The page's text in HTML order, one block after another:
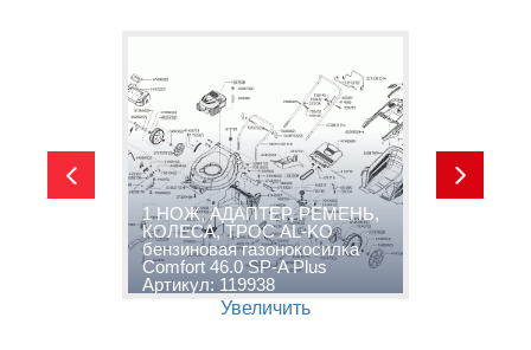
1 НОЖ, АДАПТЕР, РЕМЕНЬ,
КОЛЕСА, ТРОС AL-KO
бензиновая газонокосилка
Comfort 46.0 SP-A Plus
Артикул: 119938
Увеличить